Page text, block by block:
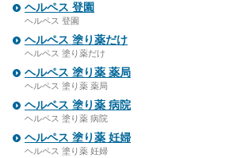
ヘルペス 登園
ヘルペス 登園
ヘルペス 塗り薬だけ
ヘルペス 塗り薬だけ
ヘルペス 塗り薬 薬局
ヘルペス 塗り薬 薬局
ヘルペス 塗り薬 病院
ヘルペス 塗り薬 病院
ヘルペス 塗り薬 妊婦
ヘルペス 塗り薬 妊婦